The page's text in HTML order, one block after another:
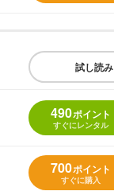
試し読み
490ポイント
すぐにレンタル
700ポイント
すぐに購入